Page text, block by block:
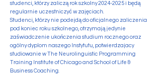
studenci, którzy zaliczą rok szkolny2024-2025 i będą
regularnie uczestniczyć w zajęciach.
Studenci, którzy nie podejdą do oficjalnego zaliczenia
pod koniec roku szkolnego, otrzymają jedynie
zaświadczenie ukończenia studium rocznego oraz
ogólny dyplom naszego Instytutu, potwierdzajacy
studiowanie w The Neurolinguistic Programming
Training Institute of Chicago and School of Life &
Business Coaching.